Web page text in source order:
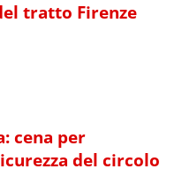
tratto Firenze
cena per
del circolo